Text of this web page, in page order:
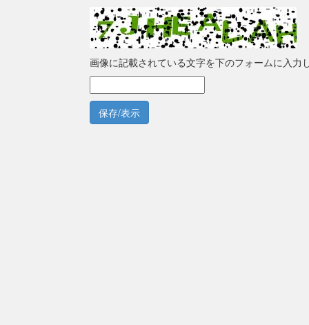
画像に記載されている文字を下のフォームに入力
保存/表示